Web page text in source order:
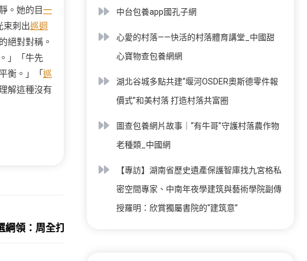
。她的目一
束刺出巡迴
絕對對稱。
」「牛先
衡。」「 巡
解這種沒有
Next:
領：周全打造強年夜新加坡
中台包養app國孔子網
心愛的村落——快活的村落體育講堂_中國甜
心寶物查包養網網
湖北谷城多點共建“堰河OSDER奧斯德零件報
價式”和美村落 打造村落共富圈
圖查包養網片故事｜“有牛哥”守護村落農作物
老種類_中國網
【專訪】湖南省歷史遺產保護智庫找九宮格私
密空間專家、中南年夜學建筑與藝術學院副傳
授羅明：欣賞獨屬書院的“建筑意”